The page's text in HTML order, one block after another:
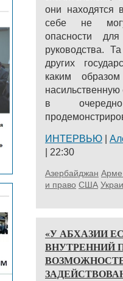
они находятся
себе не
опасности
руководства.
других
каким
в
ИНТЕРВЬЮ
| 22:30
Азербайджан
и право США
«У АБХАЗИИ
ВНУТРЕННИЙ